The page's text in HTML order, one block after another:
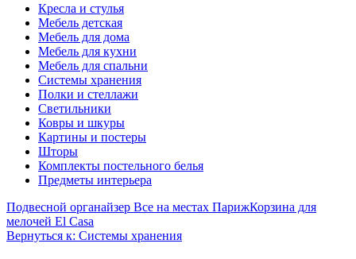
Кресла и стулья
Мебель детская
Мебель для дома
Мебель для кухни
Мебель для спальни
Системы хранения
Полки и стеллажи
Светильники
Ковры и шкуры
Картины и постеры
Шторы
Комплекты постельного белья
Предметы интерьера
Подвесной органайзер Все на местах ПарижКорзина для
мелочей El Casa
Вернуться к: Системы хранения